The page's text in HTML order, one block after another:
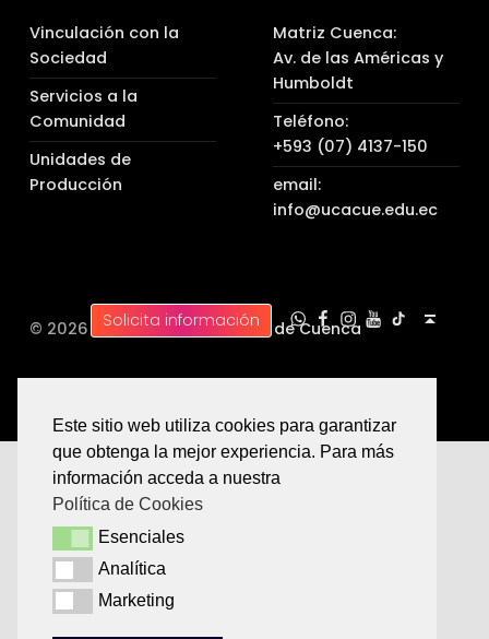
Vinculación con la
Sociedad
Servicios a la
Comunidad
Unidades de
Producción
Matriz Cuenca:
Av. de las Américas y
Humboldt
Teléfono:
+593 (07) 4137-150
email:
info@ucacue.edu.ec
© 2026 | Universidad Católica de Cuenca
Solicita información
UC WhatsApp
UC en Facebook
UC en Instagram
UC en Youtube
UC Tiktok
Este sitio web utiliza cookies para garantizar
que obtenga la mejor experiencia. Para más
información acceda a nuestra
Política de Cookies
EsencialesEsenciales
AnalíticaAnalítica
MarketingMarketing